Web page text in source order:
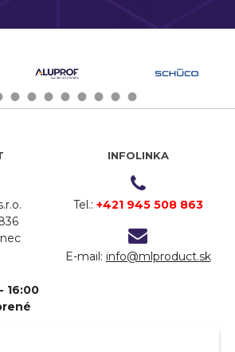
345678910
16:00
INFOLINKA
Tel.: +421 945 508 863
E-mail: info@mlproduct.sk